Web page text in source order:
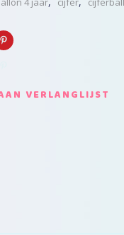
VERLANGLIJST